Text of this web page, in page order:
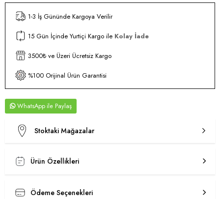
1-3 İş Gününde Kargoya Verilir
15 Gün İçinde Yurtiçi Kargo ile Kolay İade
3500₺ ve Üzeri Ücretsiz Kargo
%100 Orijinal Ürün Garantisi
WhatsApp
Stoktaki Mağazalar
Ürün Özellikleri
Ödeme Seçenekleri